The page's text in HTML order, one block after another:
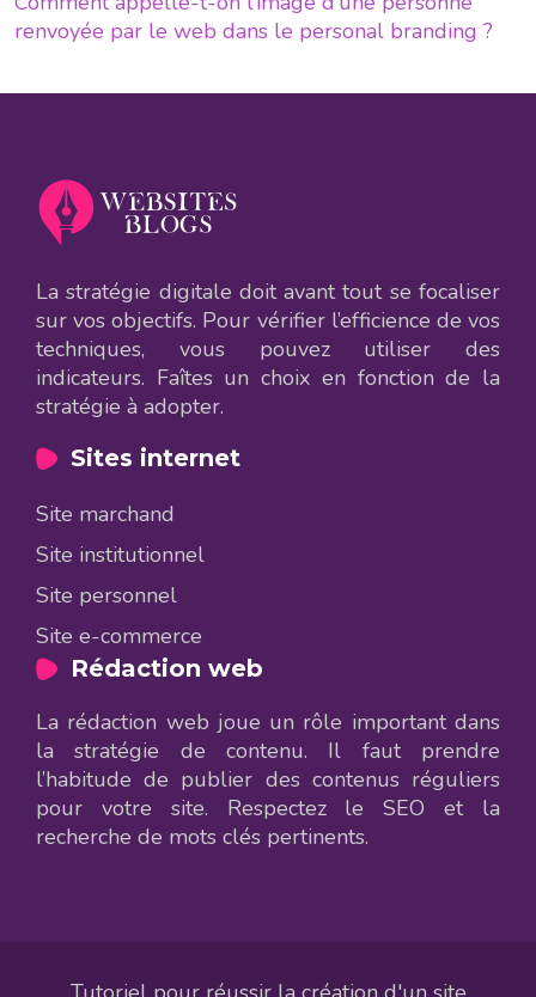
renvoyée par le web dans le personal branding ?
La stratégie digitale doit avant tout se focaliser
sur vos objectifs. Pour vérifier l’efficience de vos
techniques, vous pouvez utiliser des
indicateurs. Faîtes un choix en fonction de la
stratégie à adopter.
Sites internet
Site marchand
Site institutionnel
Site personnel
Site e-commerce
Rédaction web
La rédaction web joue un rôle important dans
la stratégie de contenu. Il faut prendre
l’habitude de publier des contenus réguliers
pour votre site. Respectez le SEO et la
recherche de mots clés pertinents.